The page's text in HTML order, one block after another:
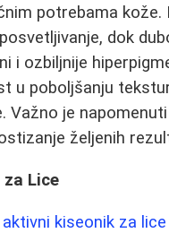
potrebama kože.
dok
i ozbiljnije
u poboljšanju
Važno je
željenih
Lice
aktivni kiseonik za lice